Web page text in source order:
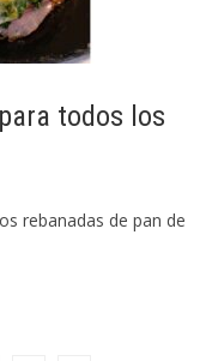
todos los
rebanadas de pan de